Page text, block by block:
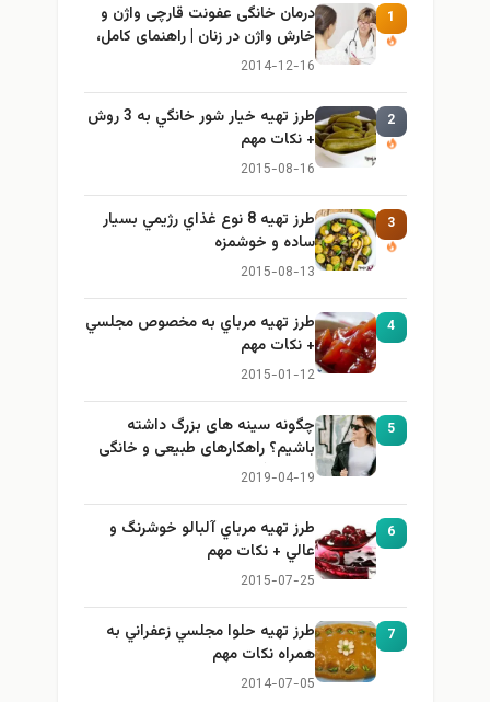
1
درمان خانگی عفونت قارچی واژن و
خارش واژن در زنان | راهنمای کامل،
ایمن و کاربردی
2014-12-16
2
طرز تهيه خیار شور خانگي به 3 روش
+ نكات مهم
2015-08-16
3
طرز تهيه 8 نوع غذاي رژيمي بسيار
ساده و خوشمزه
2015-08-13
4
طرز تهيه مرباي به مخصوص مجلسي
+ نكات مهم
2015-01-12
5
چگونه سینه های بزرگ داشته
باشیم؟ راهکارهای طبیعی و خانگی
برای بزرگ کردن سینه
2019-04-19
6
طرز تهيه مرباي آلبالو خوشرنگ و
عالي + نكات مهم
2015-07-25
7
طرز تهيه حلوا مجلسي زعفراني به
همراه نكات مهم
2014-07-05